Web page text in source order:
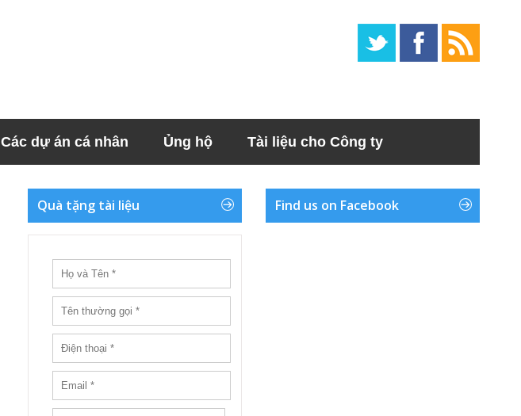
Các dự án cá nhân Ủng hộ Tài liệu cho Công ty
Quà tặng tài liệu Find us on Facebook